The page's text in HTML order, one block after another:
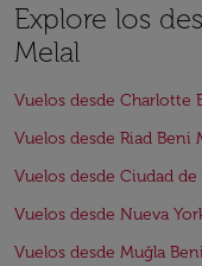
Explore los
Melal
Vuelos desde Charlotte
Vuelos desde Riad Beni
Vuelos desde Ciudad
Vuelos desde Nueva
Vuelos desde Muğla